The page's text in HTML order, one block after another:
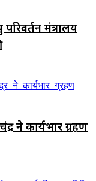
मंत्रालय
ने कार्यभार ग्रहण